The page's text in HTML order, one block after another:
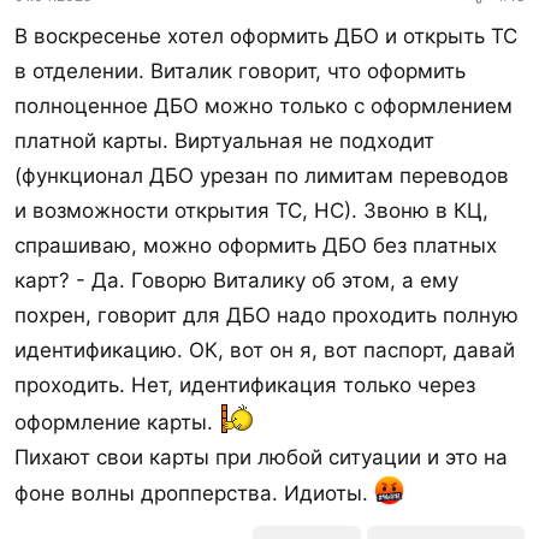
В воскресенье хотел оформить ДБО и открыть ТС
в отделении. Виталик говорит, что оформить
полноценное ДБО можно только с оформлением
платной карты. Виртуальная не подходит
(функционал ДБО урезан по лимитам переводов
и возможности открытия ТС, НС). Звоню в КЦ,
спрашиваю, можно оформить ДБО без платных
карт? - Да. Говорю Виталику об этом, а ему
похрен, говорит для ДБО надо проходить полную
идентификацию. ОК, вот он я, вот паспорт, давай
проходить. Нет, идентификация только через
оформление карты.
Пихают свои карты при любой ситуации и это на
фоне волны дропперства. Идиоты.